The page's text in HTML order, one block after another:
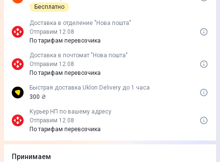
Бесплатно
Доставка в отделение "Нова пошта"
Отправим 12.08
По тарифам перевозчика
Доставка в почтомат "Нова пошта"
Отправим 12.08
По тарифам перевозчика
Быстрая доставка Uklon Delivery до 1 часа
300 ₴
Курьер НП по вашему адресу
Отправим 12.08
По тарифам перевозчика
Принимаем